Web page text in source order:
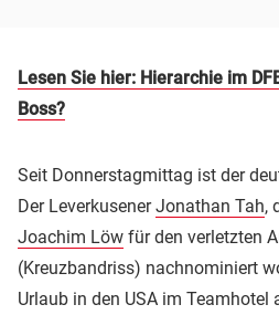
Lesen Sie hier: Hierarchie im
Boss?
Seit Donnerstagmittag ist der
Der LeverkusenerJonathan Tah,
Joachim Löw für den verletzten
(Kreuzbandriss) nachnominiert
Urlaub in den USA im Teamhotel